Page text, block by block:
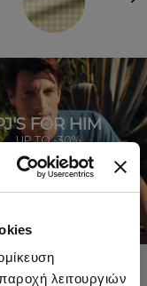
λειτουργιών
FOR HIM
UP TO -30%
SHOP SALE